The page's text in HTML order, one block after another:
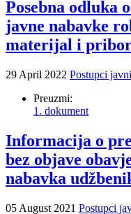
Posebna odluka
javne nabavke
materijal i
29 April 2022 Postupci
Preuzmi:
1. dokument
Informacija o
bez objave
nabavka
05 August 2021 Postupci